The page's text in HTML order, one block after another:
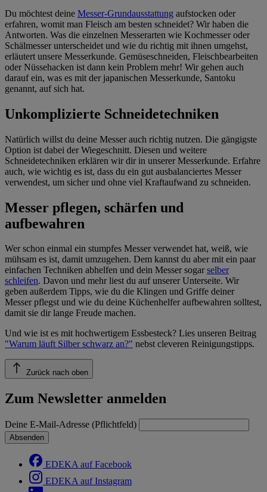
Du möchtest deine Messer-Grundausstattung aufstocken oder
erfahren, womit man Fleisch am besten schneidet? Wir haben die
Antworten. Was die einzelnen Messerarten wie Kochmesser oder
Schälmesser unterscheidet und wie du richtig mit ihnen umgehst,
erläutert unsere Messerkunde. Gemüseschneiden, Fleischbearbeiten
oder Nüssehacken ist dann kein Problem mehr! Wir gehen auch
darauf ein, was es mit der japanischen Messerkunde, Santoku
genannt, auf sich hat.
Unkomplizierte Schneidetechniken
Natürlich willst du deine Messer auch richtig nutzen. Die gängigste
Option ist dabei der Wiegeschnitt. Diesen und weitere
Schneidetechniken erklären wir dir in unserer Messerkunde. Erfahre
auch, wie wichtig es ist, dass du ein gut ausbalanciertes Messer
verwendest, um sicher und ohne viel Kraftaufwand zu schneiden.
Messer pflegen, schärfen und
aufbewahren
Wer schon einmal ein stumpfes Messer verwendet hat, weiß, wie
mühsam es ist, damit umzugehen. Dem kannst du aber mit ein paar
einfachen Techniken abhelfen und dein Messer sogar selber
schleifen. Davon und mehr liest du auf unserer Unterseite. Wir
geben außerdem Tipps, wie du die Klingen und Griffe deiner
Messer pflegst und wie du deine Küchenhelfer aufbewahren solltest,
damit sie dir lange Freude machen.
Und wie ist es mit hochwertigem Essbesteck? Lies unseren Beitrag
"Warum läuft Silber schwarz an?" nebst cleveren Reinigungstipps.
Zurück nach oben
Zum Newsletter anmelden
Deine E-Mail-Adresse (Pflichtfeld)
Absenden
EDEKA auf Facebook
EDEKA auf Instagram